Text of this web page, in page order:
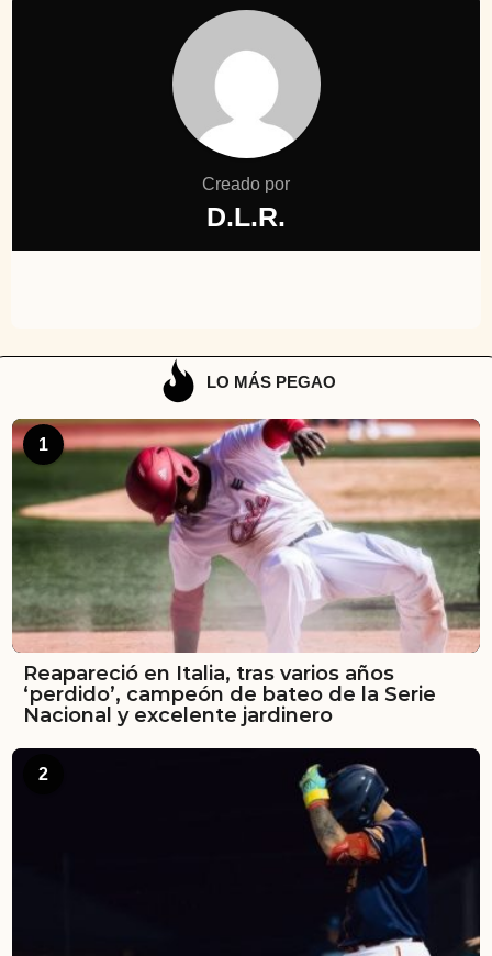
Creado por
D.L.R.
LO MÁS PEGAO
1
Reapareció en Italia, tras varios años
‘perdido’, campeón de bateo de la Serie
Nacional y excelente jardinero
2